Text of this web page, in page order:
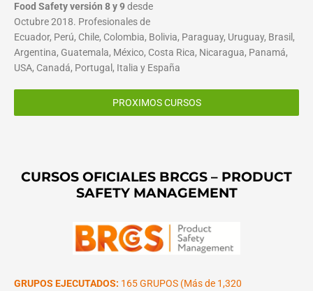
Food Safety versión 8 y 9desde
Octubre 2018. Profesionales de
Ecuador, Perú, Chile, Colombia, Bolivia, Paraguay, Uruguay, Brasil,
Argentina, Guatemala, México, Costa Rica, Nicaragua, Panamá,
USA, Canadá, Portugal, Italia y España
PROXIMOS CURSOS
CURSOS OFICIALES BRCGS – PRODUCT
SAFETY MANAGEMENT
GRUPOS EJECUTADOS: 165 GRUPOS (Más de 1,320